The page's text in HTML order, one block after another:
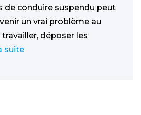
de conduire suspendu peut
un vrai problème au
déposer les
suite